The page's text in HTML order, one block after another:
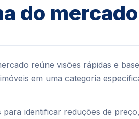
do
reúne visões rápidas e
em uma categoria
para identificar reduções de